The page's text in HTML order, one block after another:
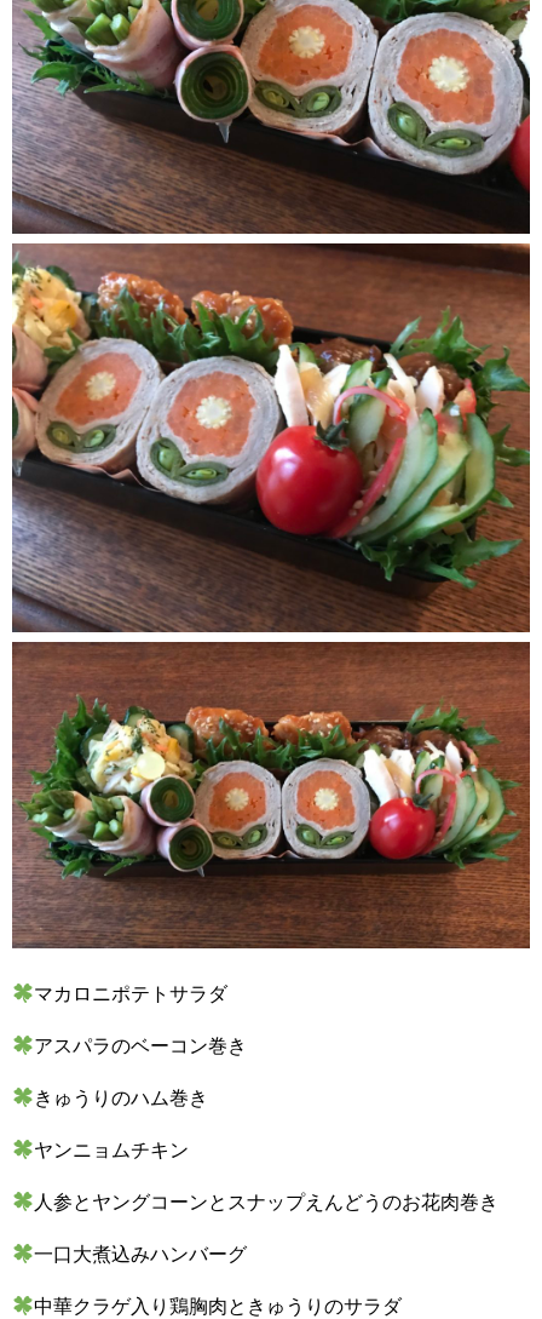
マカロニポテトサラダ
アスパラのベーコン巻き
きゅうりのハム巻き
ヤンニョムチキン
人参とヤングコーンとスナップえんどうのお花肉巻き
一口大煮込みハンバーグ
中華クラゲ入り鶏胸肉ときゅうりのサラダ